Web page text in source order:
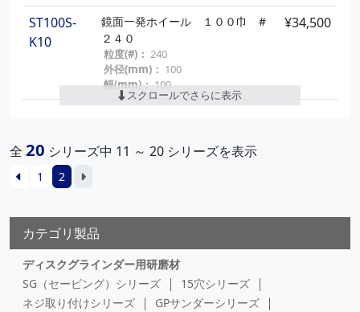
ST100S-
K10
鏡面一発ホイール １００巾 #
２４０
粒度(#)： 240
外径(mm)： 100
幅(mm)：100
¥34,500
粒度(#)：
400
K13
外径(mm)：
100
幅(mm)：100
スクロールでさらに表示
全 20 シリーズ中 11 ～ 20 シリーズを表示
1 2
カテゴリ製品
ディスクグラインダー用研磨材
SG（セービング）シリーズ
15穴シリーズ
ネジ取り付けシリーズ
GPサンダーシリーズ